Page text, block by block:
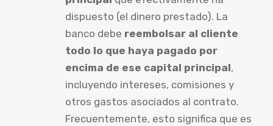
dispuesto (el dinero prestado). La
banco debe reembolsar al cliente
todo lo que haya pagado por
encima de ese capital principal,
incluyendo intereses, comisiones y
otros gastos asociados al contrato.
Frecuentemente, esto significa que es